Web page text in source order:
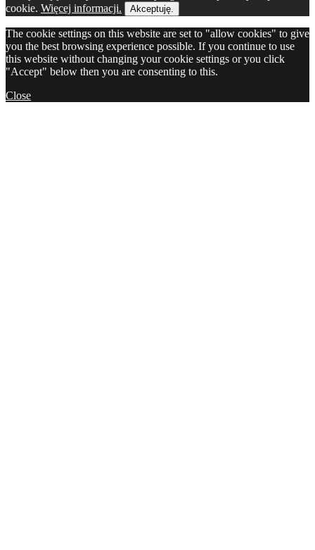
cookie. Więcej informacji. Akceptuję.
The cookie settings on this website are set to "allow cookies" to give
you the best browsing experience possible. If you continue to use
this website without changing your cookie settings or you click
"Accept" below then you are consenting to this.
Close